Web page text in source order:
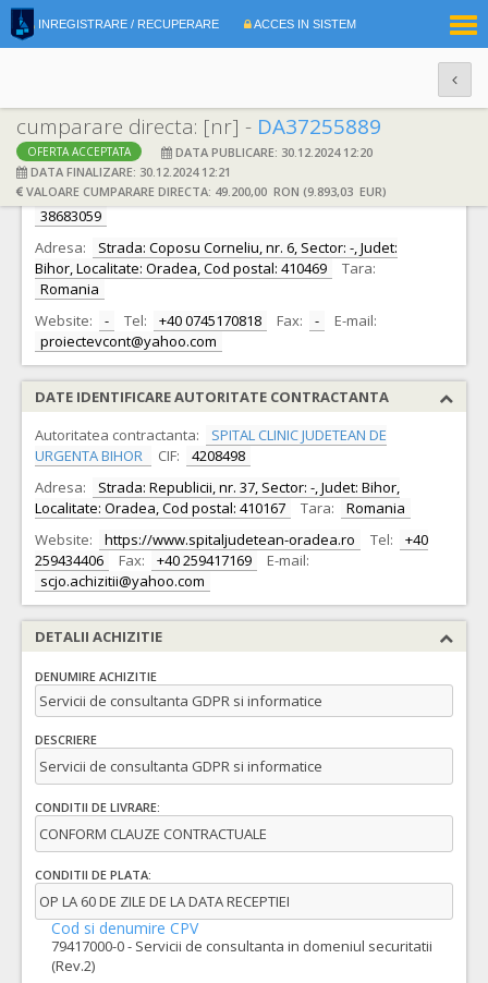
INREGISTRARE / RECUPERARE ACCES IN SISTEM
cumparare directa: [nr] - DA37255889
OFERTA ACCEPTATA
DATA PUBLICARE: 30.12.2024 12:20
DATA FINALIZARE: 30.12.2024 12:21
VALOARE CUMPARARE DIRECTA: 49.200,00 RON (9.893,03 EUR)
DATE IDENTIFICARE OFERTANT
Ofertant: S.C. SIGMA SMART SOLUTIONS S.R.L.
CIF:
38683059
Adresa:
Strada: Coposu Corneliu, nr. 6, Sector: -, Judet:
Bihor, Localitate: Oradea, Cod postal: 410469
Tara:
Romania
Website:
- Tel: +40 0745170818 Fax: -
E-mail:
proiectevcont@yahoo.com
DATE IDENTIFICARE AUTORITATE CONTRACTANTA
Autoritatea contractanta:
SPITAL CLINIC JUDETEAN DE
URGENTA BIHOR
CIF:
4208498
Adresa:
Strada: Republicii, nr. 37, Sector: -, Judet: Bihor,
Localitate: Oradea, Cod postal: 410167
Tara:
Romania
Website:
https://www.spitaljudetean-oradea.ro Tel:
+40
259434406
Fax: +40 259417169
E-mail:
scjo.achizitii@yahoo.com
DETALII ACHIZITIE
DENUMIRE ACHIZITIE
Servicii de consultanta GDPR si informatice
DESCRIERE
Servicii de consultanta GDPR si informatice
CONDITII DE LIVRARE:
CONFORM CLAUZE CONTRACTUALE
CONDITII DE PLATA:
OP LA 60 DE ZILE DE LA DATA RECEPTIEI
Cod si denumire CPV
79417000-0 - Servicii de consultanta in domeniul securitatii
(Rev.2)